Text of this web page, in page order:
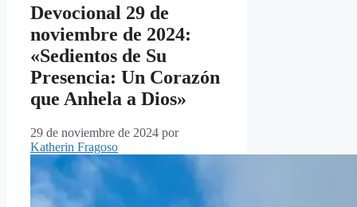
Devocional 29 de
noviembre de 2024:
«Sedientos de Su
Presencia: Un Corazón
que Anhela a Dios»
29 de noviembre de 2024 por
Katherin Fragoso